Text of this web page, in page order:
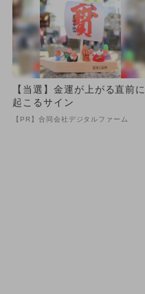
【当選】金運が上がる直前に
起こるサイン
【PR】合同会社デジタルファーム